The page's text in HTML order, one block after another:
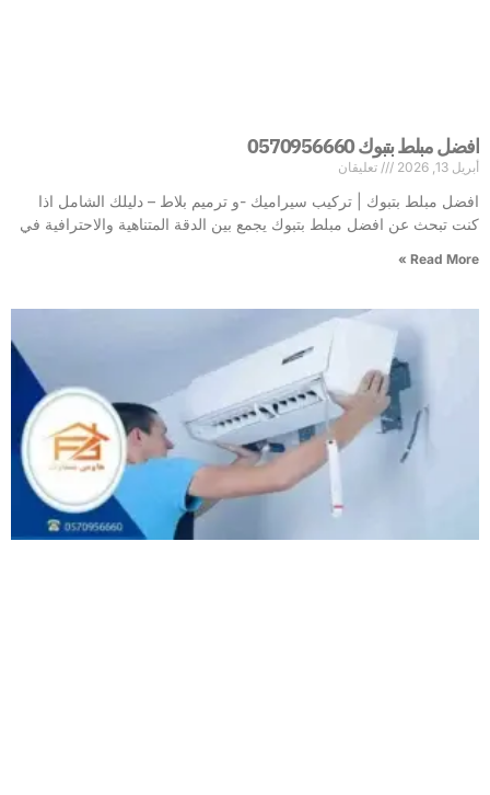
افضل مبلط بتبوك 0570956660
أبريل 13, 2026 تعليقان
افضل مبلط بتبوك | تركيب سيراميك -و ترميم بلاط – دليلك الشامل اذا
كنت تبحث عن افضل مبلط بتبوك يجمع بين الدقة المتناهية والاحترافية في
Read More »